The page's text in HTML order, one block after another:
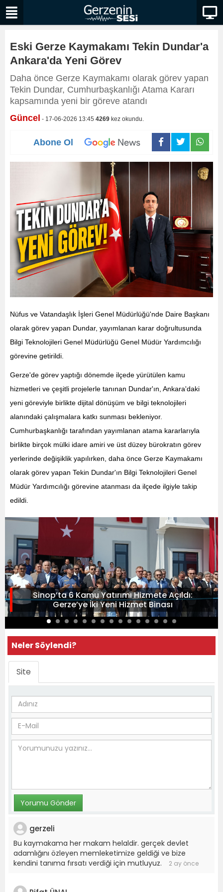
Eski Gerze Kaymakamı Tekin Dundar'a
Ankara'da Yeni Görev
Daha önce Gerze Kaymakamı olarak görev yapan
Tekin Dundar, Cumhurbaşkanlığı Atama Kararı
kapsamında yeni bir göreve atandı
Güncel - 17-06-2026 13:45 4269 kez okundu.
Abone Ol
Nüfus ve Vatandaşlık İşleri Genel Müdürlüğü'nde Daire Başkanı
olarak görev yapan Dundar, yayımlanan karar doğrultusunda
Bilgi Teknolojileri Genel Müdürlüğü Genel Müdür Yardımcılığı
görevine getirildi.
Gerze'de görev yaptığı dönemde ilçede yürütülen kamu
hizmetleri ve çeşitli projelerle tanınan Dundar'ın, Ankara'daki
yeni göreviyle birlikte dijital dönüşüm ve bilgi teknolojileri
alanındaki çalışmalara katkı sunması bekleniyor.
Cumhurbaşkanlığı tarafından yayımlanan atama kararlarıyla
birlikte birçok mülki idare amiri ve üst düzey bürokratın görev
yerlerinde değişiklik yapılırken, daha önce Gerze Kaymakamı
olarak görev yapan Tekin Dundar'ın Bilgi Teknolojileri Genel
Müdür Yardımcılığı görevine atanması da ilçede ilgiyle takip
edildi.
Sinop’ta 6 Kamu Yatırımı Hizmete Açıldı:
Gerze’ye İki Yeni Hizmet Binası
Neler Söylendi?
Site
gerzeli
Bu kaymakama her makam helaldir. gerçek devlet
adamlığını özleyen memleketimize geldiği ve bize
kendini tanıma fırsatı verdiği için mutluyuz.
2 ay önce